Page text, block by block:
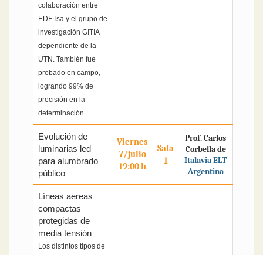
colaboración entre
EDETsa y el grupo de
investigación GITIA
dependiente de la
UTN. También fue
probado en campo,
logrando 99% de
precisión en la
determinación.
Evolución de
luminarias led
para alumbrado
público
Viernes
7/julio
19:00 h
Sala
1
Prof. Carlos
Corbella de
Italavia ELT
Argentina
Líneas aereas
compactas
protegidas de
media tensión
Los distintos tipos de